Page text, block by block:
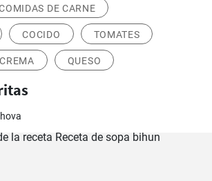
DE CARNE
COCIDO TOMATES
CREMA QUESO